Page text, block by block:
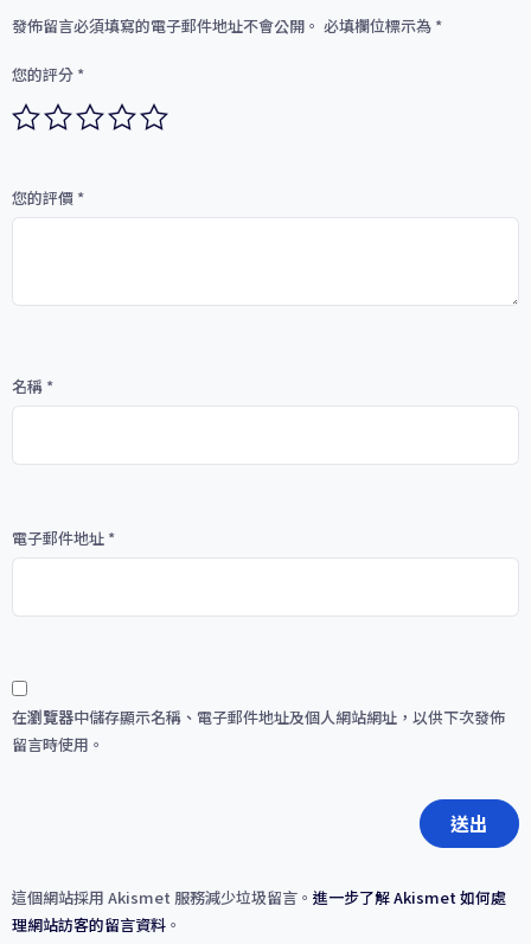
發佈留言必須填寫的電子郵件地址不會公開。 必填欄位標示為 *
您的評分 *
您的評價 *
名稱 *
電子郵件地址 *
在瀏覽器中儲存顯示名稱、電子郵件地址及個人網站網址，以供下次發佈
留言時使用。
這個網站採用 Akismet 服務減少垃圾留言。 進一步了解 Akismet 如何處
理網站訪客的留言資料 。